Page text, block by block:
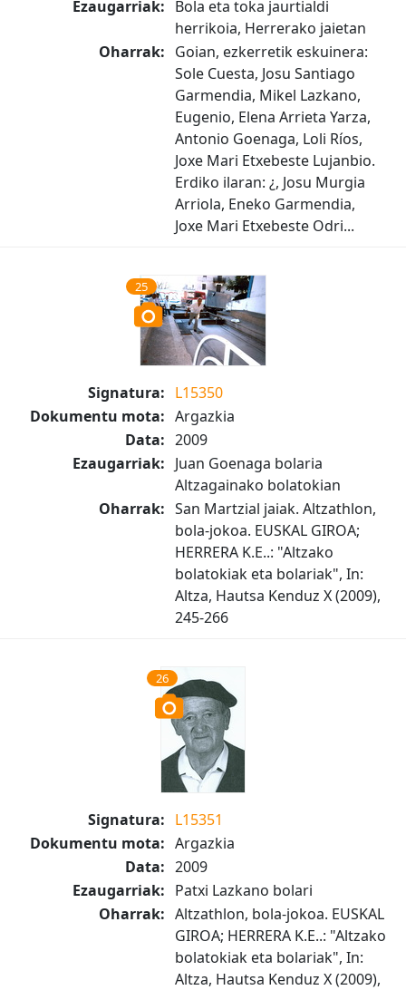
Ezaugarriak: Bola eta toka jaurtialdi
herrikoia, Herrerako jaietan
Oharrak: Goian, ezkerretik eskuinera:
Sole Cuesta, Josu Santiago
Garmendia, Mikel Lazkano,
Eugenio, Elena Arrieta Yarza,
Antonio Goenaga, Loli Ríos,
Joxe Mari Etxebeste Lujanbio.
Erdiko ilaran: ¿, Josu Murgia
Arriola, Eneko Garmendia,
Joxe Mari Etxebeste Odri...
25
Signatura: L15350
Dokumentu mota: Argazkia
Data: 2009
Ezaugarriak: Juan Goenaga bolaria
Altzagainako bolatokian
Oharrak: San Martzial jaiak. Altzathlon,
bola-jokoa. EUSKAL GIROA;
HERRERA K.E..: "Altzako
bolatokiak eta bolariak", In:
Altza, Hautsa Kenduz X (2009),
245-266
26
Signatura: L15351
Dokumentu mota: Argazkia
Data: 2009
Ezaugarriak: Patxi Lazkano bolari
Oharrak: Altzathlon, bola-jokoa. EUSKAL
GIROA; HERRERA K.E..: "Altzako
bolatokiak eta bolariak", In:
Altza, Hautsa Kenduz X (2009),